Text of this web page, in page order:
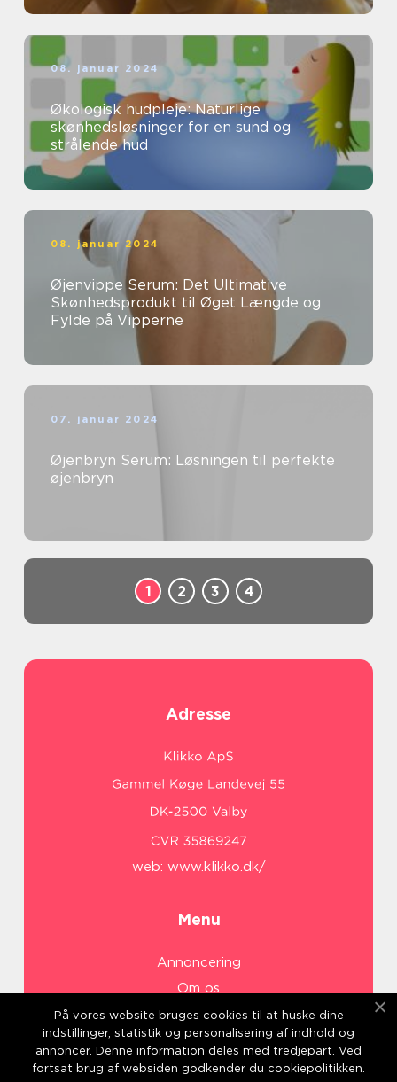
08. januar 2024
Økologisk hudpleje: Naturlige
skønhedsløsninger for en sund og
strålende hud
08. januar 2024
Øjenvippe Serum: Det Ultimative
Skønhedsprodukt til Øget Længde og
Fylde på Vipperne
07. januar 2024
Øjenbryn Serum: Løsningen til perfekte
øjenbryn
1 2 3 4
Adresse
web: www.klikko.dk/
Menu
Annoncering
Om os
Cookies
Kontakt os
Sitemap
På vores website bruges cookies til at huske dine
indstillinger, statistik og personalisering af indhold og
annoncer. Denne information deles med tredjepart. Ved
fortsat brug af websiden godkender du cookiepolitikken.